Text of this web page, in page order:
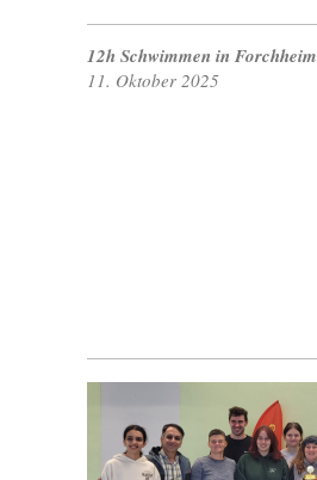
12h Schwimmen in Forchheim
11. Oktober 2025